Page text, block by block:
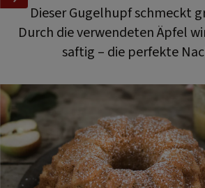
Dieser Gugelhupf schmeckt
Durch die verwendeten Äpfel
saftig – die perfekte